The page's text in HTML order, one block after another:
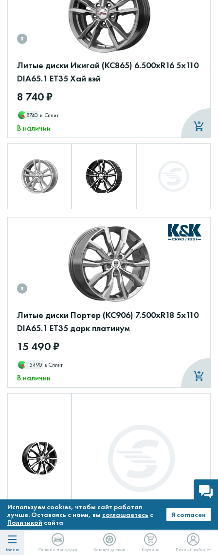
Литые диски Икигай (КС865) 6.500xR16 5x110
DIA65.1 ET35 Хай вэй
8 740 ₽
8740 в Сплит
В наличии
Литые диски Портер (КС906) 7.500xR18 5x110
DIA65.1 ET35 дарк платинум
15 490 ₽
15490 в Сплит
В наличии
Меню Онлайн примерка Каталог дисков Корзина Личный кабинет
Используем cookies, чтобы сайт работал
лучше. Оставаясь с нами, вы соглашаетесь с
Политикой сайта
Я согласен